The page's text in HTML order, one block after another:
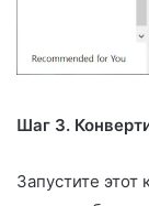
Шаг 3.
Запустите